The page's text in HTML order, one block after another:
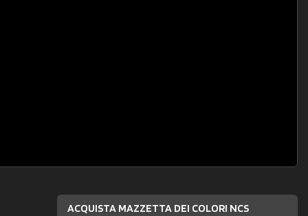
ACQUISTA MAZZETTA DEI COLORI NCS